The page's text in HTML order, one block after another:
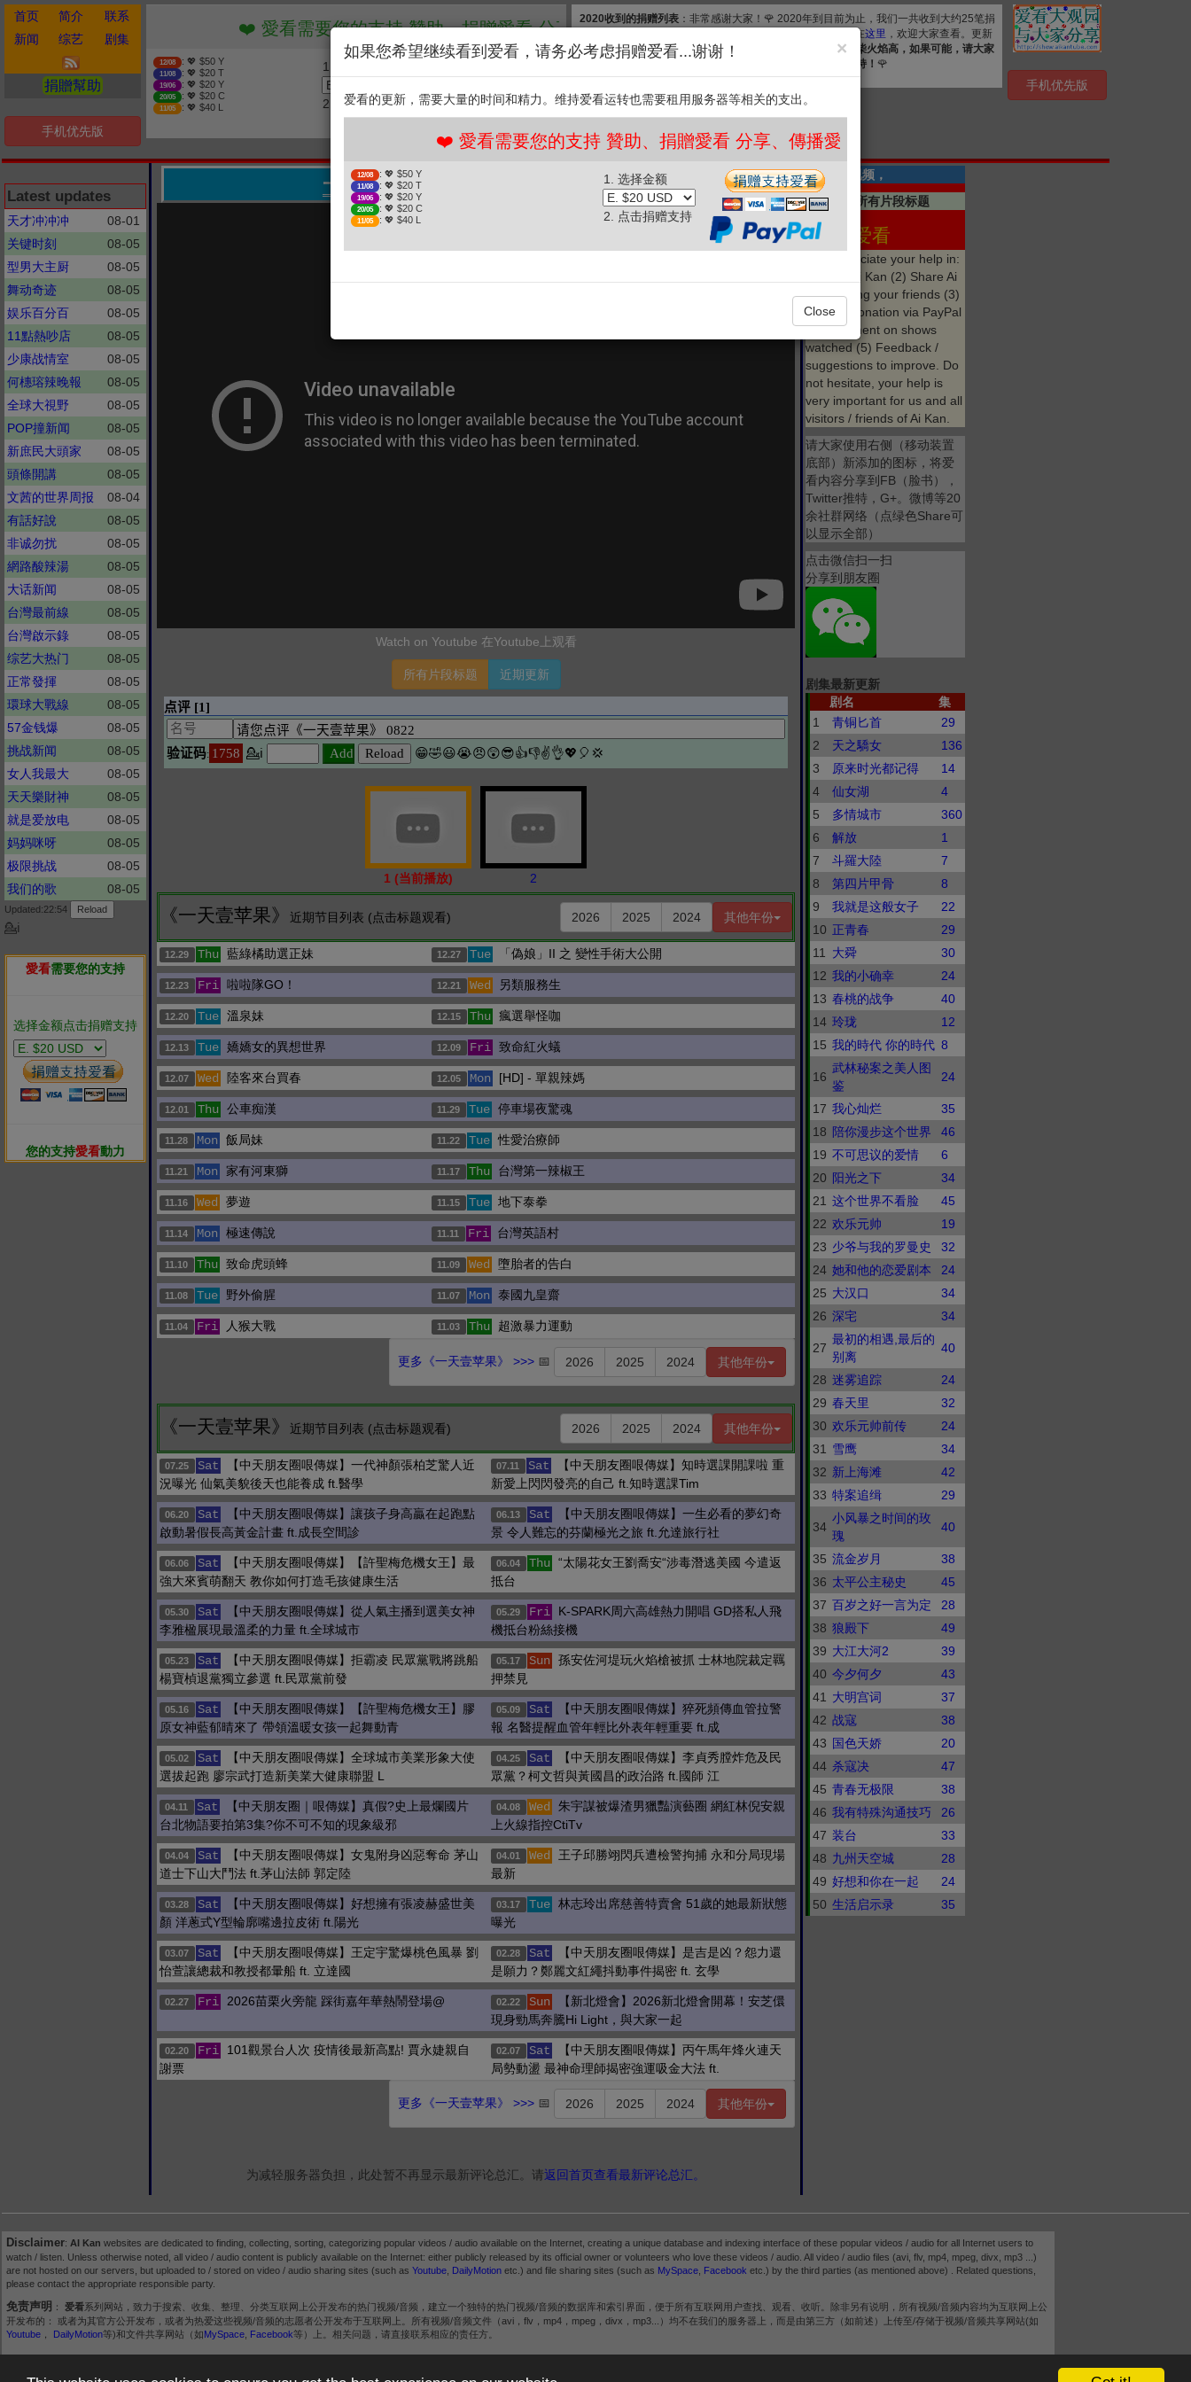
首页 简介
联系
新闻
综艺 剧集
捐贈幫助
手机优先版
❤️ 愛看需要您的支持 贊助、捐贈愛看 分享、傳播愛看 ❤️
12/08 : 💖 $50 Y
11/08 : 💖 $20 T
19/06 : 💖 $20 Y
20/05 : 💖 $20 C
11/05 : 💖 $40 L
1. 选择金额
2. 点击捐赠支持
2020收到的捐赠列表：非常感谢大家！🌹 2020年到目前为止，我们一共收到大约25笔捐
款, 合计$830. 扣除银行费用，净收$777.83. 详细清单公布在这里 ，欢迎大家查看。更新
和维护【爱看】，我们需要投入大量的时间和资源，
众人拾柴火焰高，如果可能，请大家
继续捐赠支持爱看。衷心感谢您的支持！ 🌹
手机优先版
Latest updates
天才冲冲冲
08-01
关键时刻
08-05
型男大主厨
08-05
舞动奇迹
08-05
娱乐百分百
08-05
11點熱吵店
08-05
少康战情室
08-05
何橞瑢辣晚報
08-05
全球大視野
08-05
POP撞新闻
08-05
新庶民大頭家
08-05
頭條開講
08-05
文茜的世界周报
08-04
有話好說
08-05
非诚勿扰
08-05
網路酸辣湯
08-05
大话新闻
08-05
台灣最前線
08-05
台灣啟示錄
08-05
综艺大热门
08-05
正常發揮
08-05
環球大戰線
08-05
57金钱爆
08-05
挑战新闻
08-05
女人我最大
08-05
天天樂財神
08-05
就是爱放电
08-05
妈妈咪呀
08-05
极限挑战
08-05
我们的歌
08-05
Updated:22:54
💁ℹ
愛看需要您的支持
选择金额点击捐赠支持
您的支持愛看動力
一天壹苹果 [HD]女生為何要假高潮? (2011.08.22)
Watch on Youtube 在Youtube上观看
所有片段标题 近期更新
1 (当前播放) 2
《一天壹苹果》 近期节目列表 (点击标题观看) 2026 2025 2024 其他年份
12.29 Thu 藍綠橘助選正妹 12.27 Tue 「偽娘」II 之 變性手術大公開
12.23 Fri 啦啦隊GO！ 12.21 Wed 另類服務生
12.20 Tue 溫泉妹 12.15 Thu 瘋選舉怪咖
12.13 Tue 嬌嬌女的異想世界 12.09 Fri 致命紅火蟻
12.07 Wed 陸客來台買春 12.05 Mon [HD] - 單親辣媽
12.01 Thu 公車痴漢 11.29 Tue 停車場夜驚魂
11.28 Mon 飯局妹 11.22 Tue 性愛治療師
11.21 Mon 家有河東獅 11.17 Thu 台灣第一辣椒王
11.16 Wed 夢遊 11.15 Tue 地下泰拳
11.14 Mon 極速傳說 11.11 Fri 台灣英語村
11.10 Thu 致命虎頭蜂 11.09 Wed 墮胎者的告白
11.08 Tue 野外偷腥 11.07 Mon 泰國九皇齋
11.04 Fri 人猴大戰 11.03 Thu 超激暴力運動
更多《一天壹苹果》 >>> 📅 2026 2025 2024 其他年份
《一天壹苹果》 近期节目列表 (点击标题观看) 2026 2025 2024 其他年份
07.25 Sat
【中天朋友圈哏傳媒】一代神顏張柏芝驚人近
況曝光 仙氣美貌後天也能養成 ft.醫學
07.11 Sat
【中天朋友圈哏傳媒】知時選課開課啦 重
新愛上閃閃發亮的自己 ft.知時選課Tim
06.20 Sat
【中天朋友圈哏傳媒】讓孩子身高贏在起跑點
啟動暑假長高黃金計畫 ft.成長空間診
06.13 Sat
【中天朋友圈哏傳媒】一生必看的夢幻奇
景 令人難忘的芬蘭極光之旅 ft.允達旅行社
06.06 Sat
【中天朋友圈哏傳媒】【許聖梅危機女王】最
強大來賓萌翻天 教你如何打造毛孩健康生活
06.04 Thu
“太陽花女王劉喬安“涉毒潛逃美國 今遣返
抵台
05.30 Sat
【中天朋友圈哏傳媒】從人氣主播到選美女神
李雅楹展現最溫柔的力量 ft.全球城市
05.29 Fri
K-SPARK周六高雄熱力開唱 GD搭私人飛
機抵台粉絲接機
05.23 Sat
【中天朋友圈哏傳媒】拒霸凌 民眾黨戰將跳船
楊寶楨退黨獨立參選 ft.民眾黨前發
05.17 Sun
孫安佐河堤玩火焰槍被抓 士林地院裁定羈
押禁見
05.16 Sat
【中天朋友圈哏傳媒】【許聖梅危機女王】膠
原女神藍郁晴來了 帶領溫暖女孩一起舞動青
05.09 Sat
【中天朋友圈哏傳媒】猝死頻傳血管拉警
報 名醫提醒血管年輕比外表年輕重要 ft.成
05.02 Sat
【中天朋友圈哏傳媒】全球城市美業形象大使
選拔起跑 廖宗武打造新美業大健康聯盟 L
04.25 Sat
【中天朋友圈哏傳媒】李貞秀膛炸危及民
眾黨？柯文哲與黃國昌的政治路 ft.國師 江
04.11 Sat
【中天朋友圈｜哏傳媒】真假?史上最爛國片
台北物語要拍第3集?你不可不知的現象級邪
04.08 Wed
朱宇謀被爆渣男獵豔演藝圈 網紅林倪安親
上火線指控CtiTv
04.04 Sat
【中天朋友圈哏傳媒】女鬼附身凶惡奪命 茅山
道士下山大鬥法 ft.茅山法師 郭定陸
04.01 Wed
王子邱勝翊閃兵遭檢警拘捕 永和分局現場
最新
03.28 Sat
【中天朋友圈哏傳媒】好想擁有張凌赫盛世美
顏 洋蔥式Y型輪廓嘴邊拉皮術 ft.陽光
03.17 Tue 林志玲出席慈善特賣會 51歲的她最新狀態
曝光
03.07 Sat
【中天朋友圈哏傳媒】王定宇驚爆桃色風暴 劉
怡萱讓總裁和教授都暈船 ft. 立達國
02.28 Sat
【中天朋友圈哏傳媒】是吉是凶？怨力還
是願力？鄭麗文紅繩抖動事件揭密 ft. 玄學
02.27 Fri 2026苗栗火旁龍 踩街嘉年華熱鬧登場@ 02.22 Sun
【新北燈會】2026新北燈會開幕！安芝儇
現身勁馬奔騰Hi Light，與大家一起
02.20 Fri
101觀景台人次 疫情後最新高點! 賈永婕親自
謝票
02.07 Sat
【中天朋友圈哏傳媒】丙午馬年烽火連天
局勢動盪 最神命理師揭密強運吸金大法 ft.
更多《一天壹苹果》 >>> 📅 2026 2025 2024 其他年份
为减轻服务器负担，此处暂不再显示最新评论总汇。请返回首页查看最新评论总汇。
共有2段视频，
点击显示所有片段标题
参与 爱看
We appreciate your help in:
(1) Like Ai Kan (2) Share Ai
Kan among your friends (3)
Make a donation via PayPal
(4) Comment on shows
watched (5) Feedback /
suggestions to improve. Do
not hesitate, your help is
very important for us and all
visitors / friends of Ai Kan.
请大家使用右侧（移动装置
底部）新添加的图标，将爱
看内容分享到FB（脸书），
Twitter推特，G+。微博等20
余社群网络（点绿色Share可
以显示全部）
点击微信扫一扫
分享到朋友圈
剧集最新更新
剧名
集
1
青铜匕首
29
2
天之驕女
136
3
原来时光都记得
14
4
仙女湖
4
5
多情城市
360
6
解放
1
7
斗羅大陸
7
8
第四片甲骨
8
9
我就是这般女子
22
10 正青春
29
11
大舜
30
12 我的小确幸
24
13 春桃的战争
40
14 玲珑
12
15 我的時代 你的時代 8
16
武林秘案之美人图
鉴
24
17 我心灿烂
35
18 陪你漫步这个世界
46
19 不可思议的爱情
6
20 阳光之下
34
21 这个世界不看脸
45
22 欢乐元帅
19
23 少爷与我的罗曼史
32
24 她和他的恋爱剧本
24
25 大汉口
34
26 深宅 34
27
最初的相遇,最后的
别离
40
28 迷雾追踪
24
29 春天里
32
30 欢乐元帅前传
24
31
雪鹰
34
32 新上海滩
42
33 特案追缉 29
34
小风暴之时间的玫
瑰
40
35 流金岁月
38
36 太平公主秘史
45
37 百岁之好一言为定
28
38 狼殿下
49
39 大江大河2
39
40 今夕何夕
43
41
大明宫词
37
42 战寇
38
43 国色天娇
20
44 杀寇决
47
45 青春无极限
38
46 我有特殊沟通技巧
26
47 装台
33
48 九州天空城
28
49 好想和你在一起
24
50 生活启示录 35
Disclaimer: AI Kan websites are dedicated to finding, collecting, sorting, categorizing popular videos / audio available on the Internet, creating a unique database and indexing interface of these popular videos / audio for all Internet users to
watch / listen. Unless otherwise noted, all video / audio content is publicly available on the Internet: either publicly released by its official owner or volunteers who love these videos / audio. All video / audio files (avi, flv, mp4, mpeg, divx, mp3 ...)
are not hosted on our servers, but uploaded to / stored on video / audio sharing sites (such as Youtube DailyMotion etc.) and file sharing sites (such as MySpace Facebook etc.) by the third parties (as mentioned above) . Related questions,
please contact the appropriate responsible party.
免责声明 ： 爱看系列网站，致力于搜索、收集、整理、分类互联网上公开发布的热门视频/音频，建立一个独特的热门视频/音频的数据库和索引界面，便于所有互联网用户查找、观看、收听。除非另有说明，所有视频/音频内容均为互联网上公
开发布的： 或者为其官方公开发布，或者为热爱这些视频/音频的志愿者公开发布于互联网上。所有视频/音频文件（avi，flv，mp4，mpeg，divx，mp3...）均不在我们的服务器上，而是由第三方（如前述）上传至/存储于视频/音频共享网站(如
Youtube
DailyMotion等)和文件共享网站（如MySpace Facebook等）上。相关问题，请直接联系相应的责任方。
×
如果您希望继续看到爱看，请务必考虑捐赠爱看...谢谢！
爱看的更新，需要大量的时间和精力。维持爱看运转也需要租用服务器等相关的支出。
❤️ 愛看需要您的支持 贊助、捐贈愛看 分享、傳播愛看 ❤️
12/08 : 💖 $50 Y
11/08 : 💖 $20 T
19/06 : 💖 $20 Y
20/05 : 💖 $20 C
11/05 : 💖 $40 L
1. 选择金额
2. 点击捐赠支持
Close